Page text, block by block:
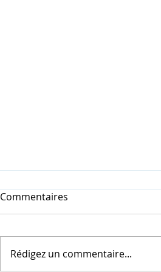
OFFRE D'EMPLOI
Commentaires
Rédigez un commentaire...